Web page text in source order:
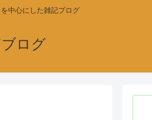
中心にした雑記ブログ
ログ